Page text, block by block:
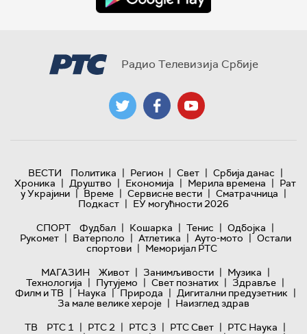
Радио Телевизија Србије
ВЕСТИ Политика | Регион | Свет | Србија данас |
Хроника | Друштво | Економија | Мерила времена | Рат
у Украјини | Време | Сервисне вести | Сматрачница |
Подкаст | ЕУ могућности 2026
СПОРТ
Фудбал | Кошарка | Тенис | Одбојка |
Рукомет | Ватерполо | Атлетика | Ауто-мото | Остали
спортови | Меморијал РТС
МАГАЗИН
Живот | Занимљивости | Музика |
Технологијa | Путујемо | Свет познатих | Здравље |
Филм и ТВ | Наука | Природа | Дигитални предузетник |
За мале велике хероје | Наизглед здрав
ТВ
РТС 1 | РТС 2 | РТС 3 | РТС Свет | РТС Наука |